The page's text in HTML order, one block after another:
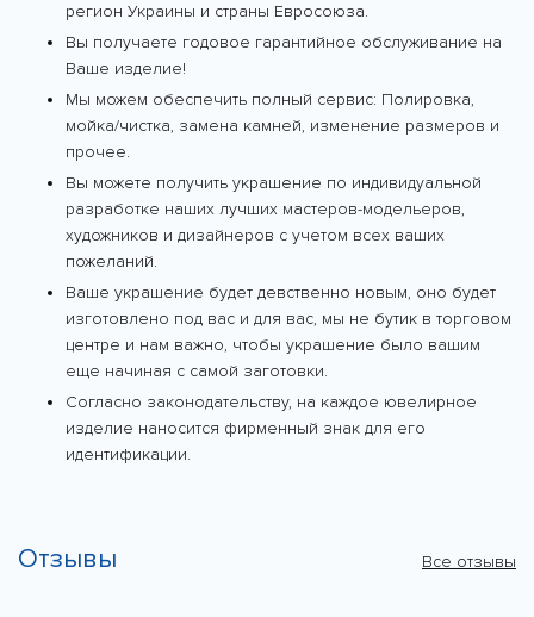
регион Украины и страны Евросоюза.
Вы получаете годовое гарантийное обслуживание на
Ваше изделие!
Мы можем обеспечить полный сервис: Полировка,
мойка/чистка, замена камней, изменение размеров и
прочее.
Вы можете получить украшение по индивидуальной
разработке наших лучших мастеров-модельеров,
художников и дизайнеров с учетом всех ваших
пожеланий.
Ваше украшение будет девственно новым, оно будет
изготовлено под вас и для вас, мы не бутик в торговом
центре и нам важно, чтобы украшение было вашим
еще начиная с самой заготовки.
Согласно законодательству, на каждое ювелирное
изделие наносится фирменный знак для его
идентификации.
Отзывы Все отзывы